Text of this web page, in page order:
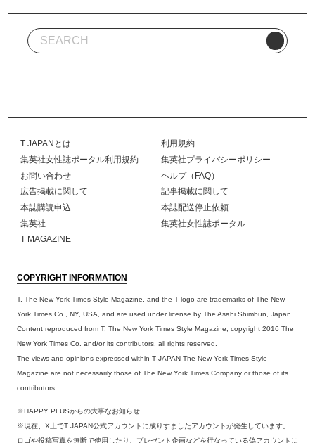
T JAPANとは
利用規約
集英社女性誌ポータル利用規約
集英社プライバシーポリシー
お問い合わせ
ヘルプ（FAQ）
広告掲載に関して
記事掲載に関して
本誌購読申込
本誌配送停止依頼
集英社
集英社女性誌ポータル
T MAGAZINE
COPYRIGHT INFORMATION
T, The New York Times Style Magazine, and the T logo are trademarks of The New
York Times Co., NY, USA, and are used under license by The Asahi Shimbun, Japan.
Content reproduced from T, The New York Times Style Magazine, copyright 2016 The
New York Times Co. and/or its contributors, all rights reserved.
The views and opinions expressed within T JAPAN The New York Times Style
Magazine are not necessarily those of The New York Times Company or those of its
contributors.
※HAPPY PLUSからの大事なお知らせ
※現在、X上でT JAPAN公式アカウントに成りすましたアカウントが発生しています。
ロゴや投稿写真を無断で使用したり、プレゼント企画などを行なっている偽アカウントに